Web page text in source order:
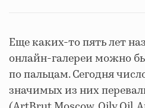
Еще каких-то пять лет
онлайн-галереи можно
по пальцам. Сегодня
значимых из них